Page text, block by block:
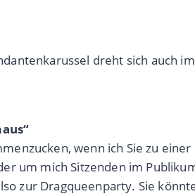
dreht sich auch
wenn ich Sie zu
um mich Sitzenden im
zur Dragqueenparty. Sie